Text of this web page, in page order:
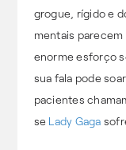
grogue, rígido e
mentais
enorme esforço
sua fala pode
pacientes
se Lady Gaga